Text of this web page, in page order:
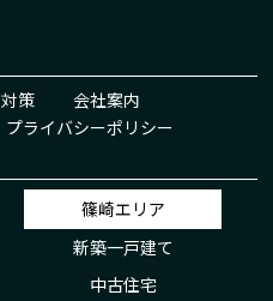
策
会社案内
プライバシーポリシー
篠崎エリア
新築一戸建て
中古住宅